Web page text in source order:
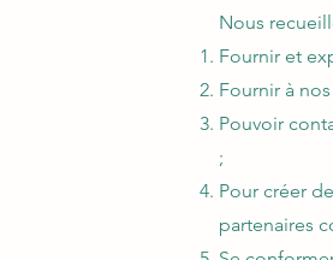
Nous
Fournir et
Fournir à
Pouvoir
;
Pour créer
partenaires